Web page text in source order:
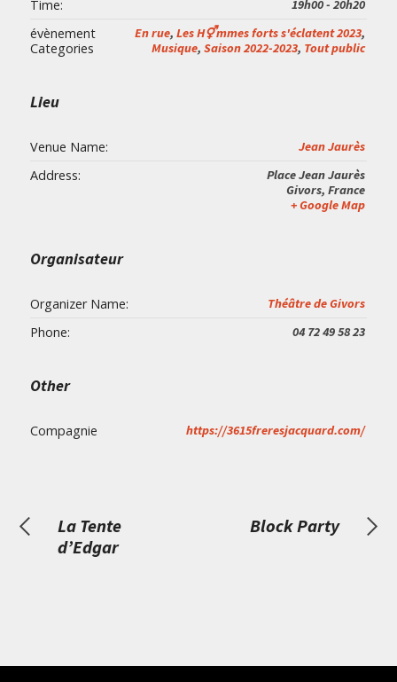
Time: 19h00 - 20h20
évènement
Categories
En rue, Les H⚥mmes forts s'éclatent 2023,
Musique, Saison 2022-2023, Tout public
Lieu
Venue Name: Jean Jaurès
Address:
Place Jean Jaurès
Givors, France
+ Google Map
Organisateur
Organizer Name: Théâtre de Givors
Phone: 04 72 49 58 23
Other
Compagnie https://3615freresjacquard.com/
La Tente
d’Edgar
Block Party